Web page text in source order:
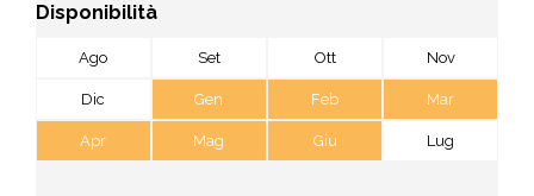
Disponibilità
Ago Set Ott Nov
Dic Gen Feb Mar
Apr Mag Giu Lug